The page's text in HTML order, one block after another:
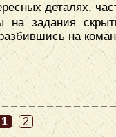
деталях,
на задания
на
1 2